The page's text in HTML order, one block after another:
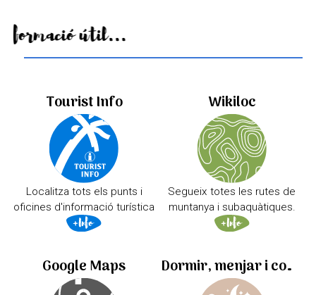
Informació útil...
Tourist Info
Localitza tots els punts i
oficines d'informació turística
Wikiloc
Segueix totes les rutes de
muntanya i subaquàtiques.
Google Maps Dormir, menjar i comprar